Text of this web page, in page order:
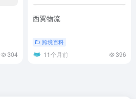
304
西翼物流
跨境百科
11个月前 396